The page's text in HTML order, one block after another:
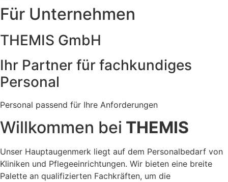
Für Unternehmen
THEMIS GmbH
Ihr Partner für fachkundiges
Personal
Personal passend für Ihre Anforderungen
Willkommen bei THEMIS
Unser Hauptaugenmerk liegt auf dem Personalbedarf von
Kliniken und Pflegeeinrichtungen. Wir bieten eine breite
Palette an qualifizierten Fachkräften, um die